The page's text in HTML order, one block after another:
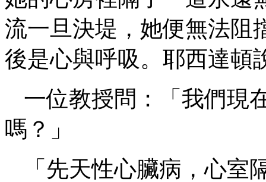
流一旦決堤，她便無法阻
後是心與呼吸。耶西達頓
一位教授問：「我們現
嗎？」
「先天性心臟病，心